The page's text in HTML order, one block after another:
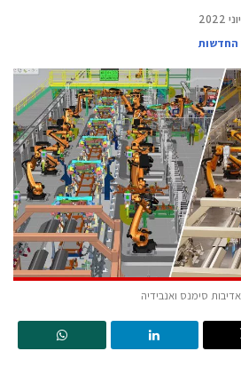
החדשות
סימנס ואנבידיה